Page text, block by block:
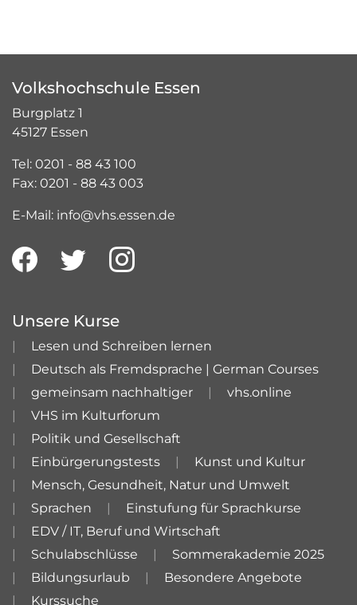
Volkshochschule Essen
Burgplatz 1
45127 Essen
Tel: 0201 - 88 43 100
Fax: 0201 - 88 43 003
E-Mail: info@vhs.essen.de
Unsere Kurse
Lesen und Schreiben lernen
Deutsch als Fremdsprache | German Courses
gemeinsam nachhaltiger
vhs.online
VHS im Kulturforum
Politik und Gesellschaft
Einbürgerungstests
Kunst und Kultur
Mensch, Gesundheit, Natur und Umwelt
Sprachen
Einstufung für Sprachkurse
EDV / IT, Beruf und Wirtschaft
Schulabschlüsse
Sommerakademie 2025
Bildungsurlaub
Besondere Angebote
Kurssuche